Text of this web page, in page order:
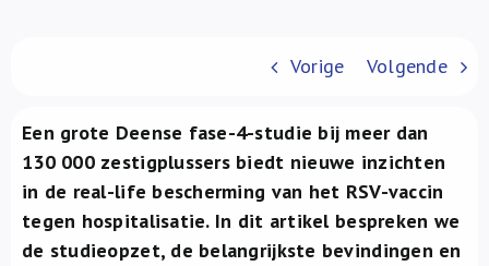
Over ons
FR
Vorige Volgende
Een grote Deense fase-4-studie bij meer dan
130 000 zestigplussers biedt nieuwe inzichten
in de real-life bescherming van het RSV-vaccin
tegen hospitalisatie. In dit artikel bespreken we
de studieopzet, de belangrijkste bevindingen en